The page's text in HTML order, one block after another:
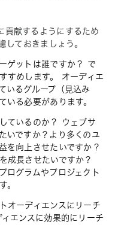
貢献するようにするため
しておきましょう。
ゲットは誰ですか？ で
すめします。 オーディエ
いるグループ（見込み
いる必要があります。
ているのか？ ウェブサ
いですか？より多くのユ
を向上させたいですか？
成長させたいですか？
ログラムやプロジェクト
。
オーディエンスにリーチ
エンスに効果的にリーチ